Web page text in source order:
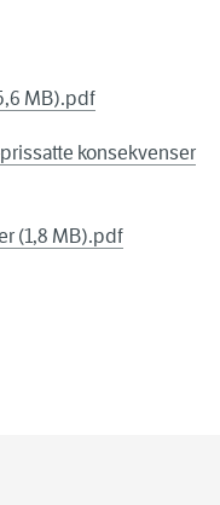
MB).pdf
konsekvenser
(1,8 MB).pdf